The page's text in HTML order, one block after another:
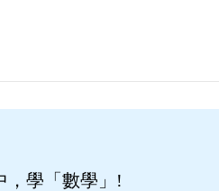
，學「數學」!